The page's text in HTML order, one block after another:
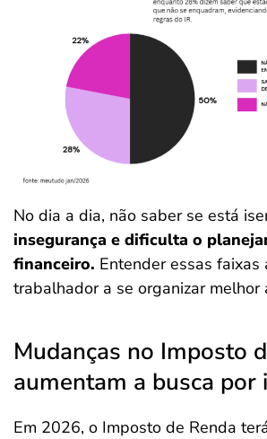
No dia a dia, não saber se está
insegurança e dificulta o
financeiro. Entender essas faixas
trabalhador a se organizar melhor
Mudanças no Imposto
aumentam a busca por
Em 2026, o Imposto de Renda